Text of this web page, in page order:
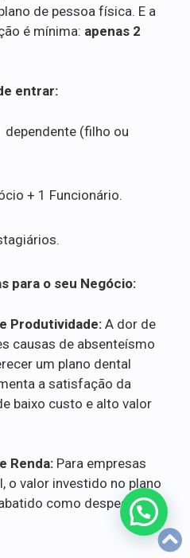
de pessoa física. E a
é mínima: apenas 2
entrar:
dependente (filho ou
+ 1 Funcionário.
para o seu Negócio:
Produtividade: A dor de
causas de absenteísmo
um plano dental
a satisfação da
baixo custo e alto valor
Renda: Para empresas
o valor investido no plano
como despesa